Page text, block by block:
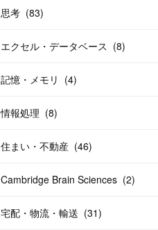
思考 (83)
エクセル・データベース (8)
記憶・メモリ (4)
情報処理 (8)
住まい・不動産 (46)
Cambridge Brain Sciences (2)
宅配・物流・輸送 (31)